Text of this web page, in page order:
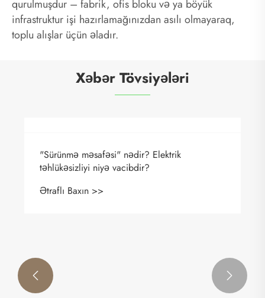
qurulmuşdur – fabrik, ofis bloku və ya böyük
infrastruktur işi hazırlamağınızdan asılı olmayaraq,
toplu alışlar üçün əladır.
Xəbər Tövsiyələri
Aşağı gərginlikli keçid qurğusu nədir və
müasir enerji paylanması üçün nə üçün
Ətraflı Baxın >>
 